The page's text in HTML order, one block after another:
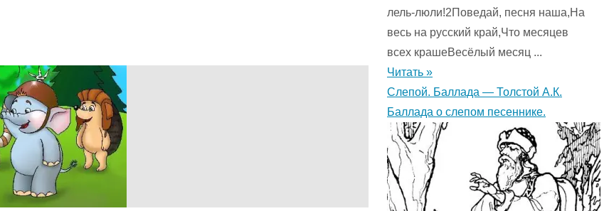
лель-люли!2Поведай, песня наша,На
весь на русский край,Что месяцев
всех крашеВесёлый месяц ...
Читать »
Слепой. Баллада — Толстой А.К.
Баллада о слепом песеннике.